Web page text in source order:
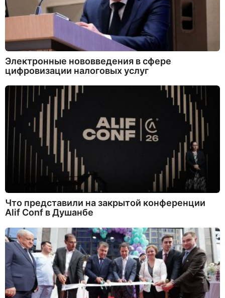
Электронные нововведения в сфере
цифровизации налоговых услуг
Что представили на закрытой конференции
Alif Conf в Душанбе